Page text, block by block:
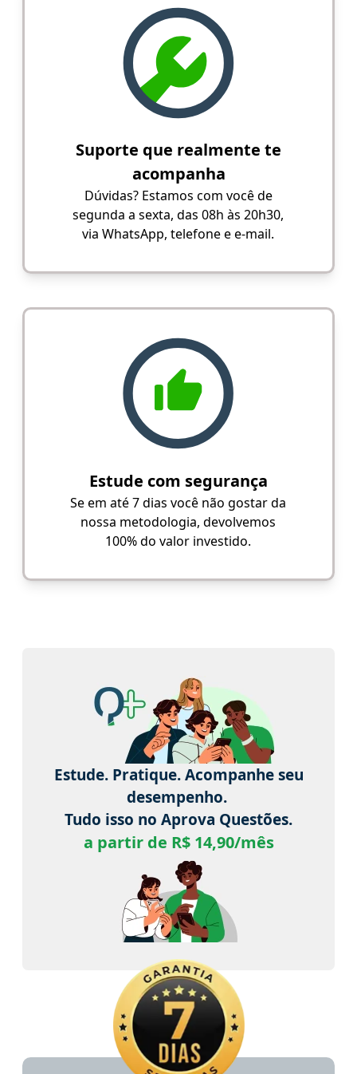
Suporte que realmente te
acompanha
Dúvidas? Estamos com você de
segunda a sexta, das 08h às 20h30,
via WhatsApp, telefone e e-mail.
Estude com segurança
Se em até 7 dias você não gostar da
nossa metodologia, devolvemos
100% do valor investido.
Estude. Pratique. Acompanhe seu
desempenho.
Tudo isso no Aprova Questões.
a partir de R$ 14,90/mês